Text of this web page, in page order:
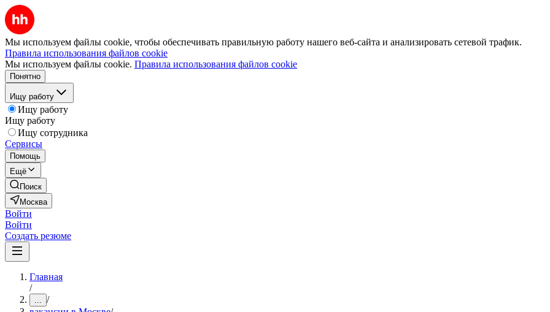
Мы используем файлы cookie, чтобы обеспечивать правильную работу нашего веб-сайта и анализировать сетевой трафик.
Правила использования файлов cookie
Мы используем файлы cookie. Правила использования файлов cookie
Понятно
Ищу работу
Ищу работу
Ищу работу
Ищу сотрудника
Сервисы
Помощь
Ещё
Поиск
Москва
Войти
Войти
Создать резюме
Главная
/
... /